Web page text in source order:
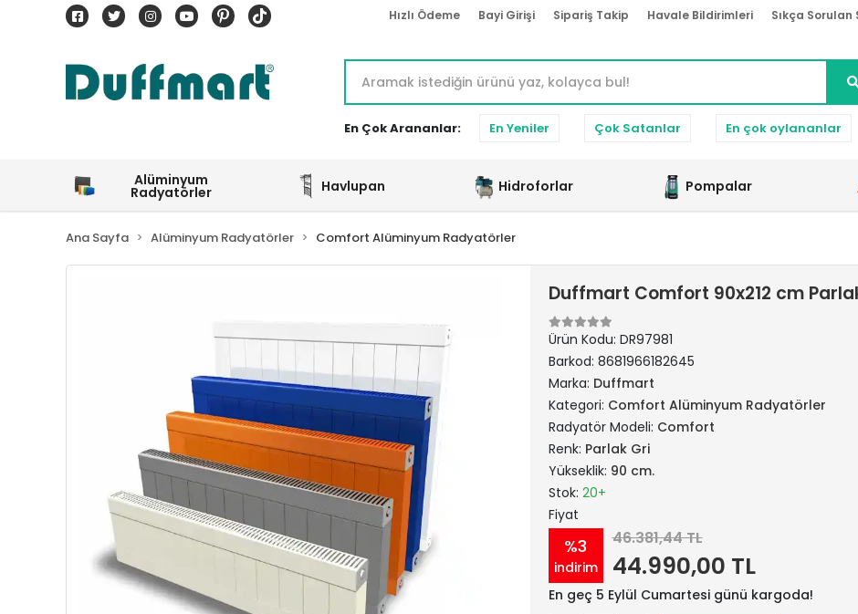
Hızlı Ödeme Bayi Girişi Sipariş Takip Havale Bildirimleri Sıkça Sorulan
En Çok Arananlar: En Yeniler Çok Satanlar En çok oylananlar
Alüminyum
Radyatörler Havlupan Hidroforlar Pompalar
Ana Sayfa Alüminyum Radyatörler Comfort Alüminyum Radyatörler
Duffmart Comfort 90x212 cm
Ürün Kodu: DR97981
Barkod: 8681966182645
Marka: Duffmart
Kategori: Comfort Alüminyum Radyatörler
Radyatör Modeli: Comfort
Renk: Parlak Gri
Yükseklik: 90 cm.
Stok: 20+
Fiyat
%3
indirim
46.381,44 TL
44.990,00 TL
En geç 5 Eylül Cumartesi günü kargoda!